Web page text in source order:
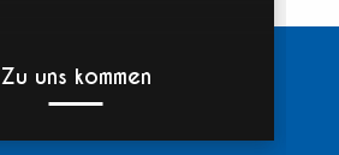
Zu uns kommen